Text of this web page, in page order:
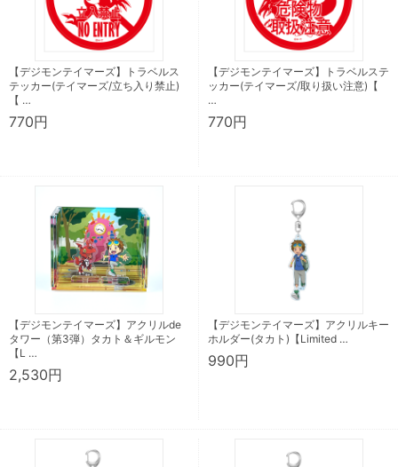
【デジモンテイマーズ】トラベルス
テッカー(テイマーズ/立ち入り禁止)
【 …
770円
【デジモンテイマーズ】トラベルステ
ッカー(テイマーズ/取り扱い注意)【
…
770円
【デジモンテイマーズ】アクリルde
タワー（第3弾）タカト＆ギルモン
【L …
2,530円
【デジモンテイマーズ】アクリルキー
ホルダー(タカト)【Limited …
990円